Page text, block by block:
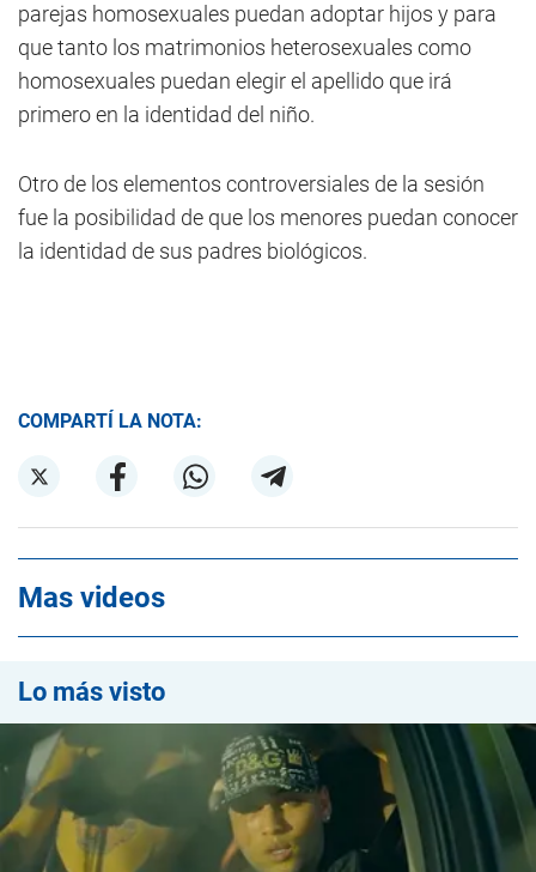
parejas homosexuales puedan adoptar hijos y para
que tanto los matrimonios heterosexuales como
homosexuales puedan elegir el apellido que irá
primero en la identidad del niño.
Otro de los elementos controversiales de la sesión
fue la posibilidad de que los menores puedan conocer
la identidad de sus padres biológicos.
COMPARTÍ LA NOTA:
Mas videos
Lo más visto